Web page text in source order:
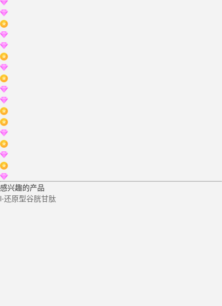
感兴趣的产品
l-还原型谷胱甘肽